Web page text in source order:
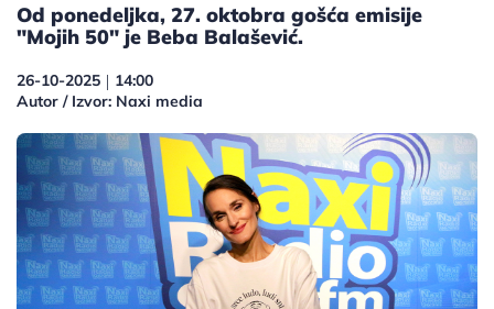
Od ponedeljka, 27. oktobra gošća emisije
"Mojih 50" je Beba Balašević.
26-10-2025 | 14:00
Autor / Izvor: Naxi media